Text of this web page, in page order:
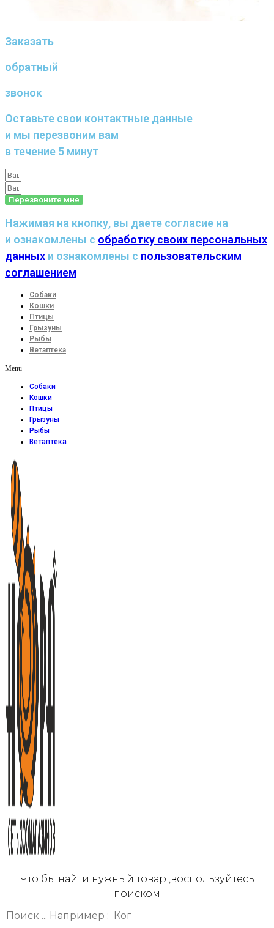
Заказать
обратный
звонок
Оставьте свои контактные данные
и мы перезвоним вам
в течение 5 минут
Перезвоните мне
Нажимая на кнопку, вы даете согласие на
и ознакомлены с обработку своих персональных
данных и ознакомлены с пользовательским
соглашением
Собаки
Кошки
Птицы
Грызуны
Рыбы
Ветаптека
Menu
Собаки
Кошки
Птицы
Грызуны
Рыбы
Ветаптека
Что бы найти нужный товар ,воспользуйтесь
поиском